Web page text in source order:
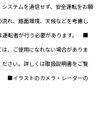
ステムを過信せず、安全運転をお願
れ、路面環境、天候などを考慮し
運転者が行う必要があります。 ■
、ご使用になれない場合がありま
さい。詳しくは取扱説明書をご覧
■イラストのカメラ・レーダーの